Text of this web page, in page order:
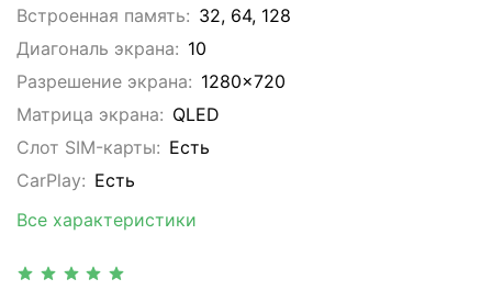
Встроенная память: 32, 64, 128
Диагональ экрана: 10
Разрешение экрана: 1280x720
Матрица экрана: QLED
Слот SIM-карты: Eсть
CarPlay: Есть
Все характеристики